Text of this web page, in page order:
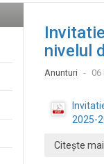
nivelul
Anunturi 06
2025-
Citește